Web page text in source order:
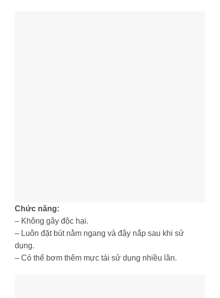
Chức năng:
– Không gây độc hại.
– Luôn đặt bút nằm ngang và đậy nắp sau khi sử
dụng.
– Có thể bơm thêm mực tái sử dụng nhiều lần.